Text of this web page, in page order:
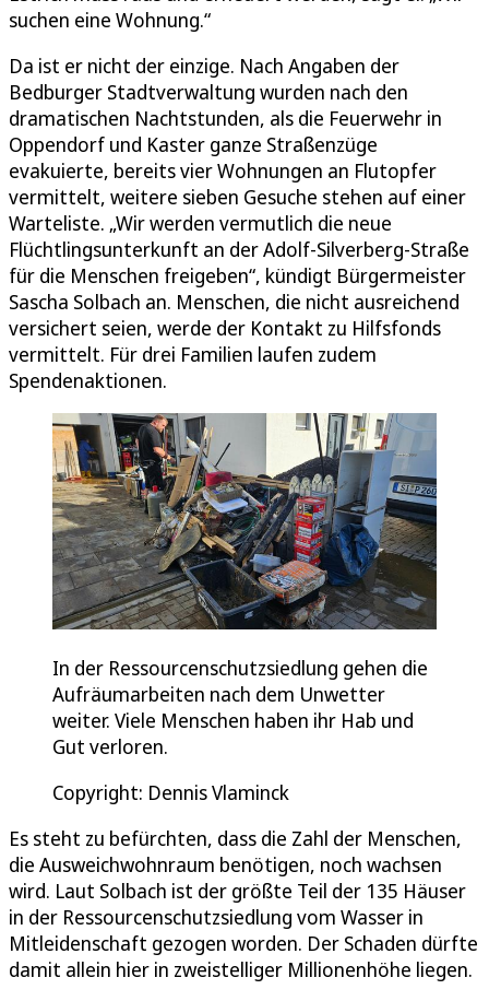
suchen eine Wohnung.“
Da ist er nicht der einzige. Nach Angaben der
Bedburger Stadtverwaltung wurden nach den
dramatischen Nachtstunden, als die Feuerwehr in
Oppendorf und Kaster ganze Straßenzüge
evakuierte, bereits vier Wohnungen an Flutopfer
vermittelt, weitere sieben Gesuche stehen auf einer
Warteliste. „Wir werden vermutlich die neue
Flüchtlingsunterkunft an der Adolf-Silverberg-Straße
für die Menschen freigeben“, kündigt Bürgermeister
Sascha Solbach an. Menschen, die nicht ausreichend
versichert seien, werde der Kontakt zu Hilfsfonds
vermittelt. Für drei Familien laufen zudem
Spendenaktionen.
In der Ressourcenschutzsiedlung gehen die
Aufräumarbeiten nach dem Unwetter
weiter. Viele Menschen haben ihr Hab und
Gut verloren.
Copyright: Dennis Vlaminck
Es steht zu befürchten, dass die Zahl der Menschen,
die Ausweichwohnraum benötigen, noch wachsen
wird. Laut Solbach ist der größte Teil der 135 Häuser
in der Ressourcenschutzsiedlung vom Wasser in
Mitleidenschaft gezogen worden. Der Schaden dürfte
damit allein hier in zweistelliger Millionenhöhe liegen.